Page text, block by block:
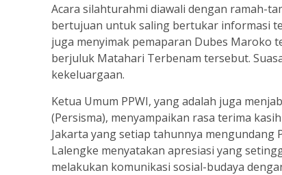
Acara silahturahmi diawali dengan ramah-
bertujuan untuk saling bertukar informasi
juga menyimak pemaparan Dubes Maroko
berjuluk Matahari Terbenam tersebut.
kekeluargaan.
Ketua Umum PPWI, yang adalah juga
(Persisma), menyampaikan rasa terima
Jakarta yang setiap tahunnya mengundang
Lalengke menyatakan apresiasi yang
melakukan komunikasi sosial-budaya